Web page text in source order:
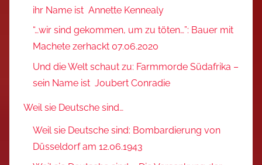
ihr Name ist Annette Kennealy
“…wir sind gekommen, um zu töten…”: Bauer mit
Machete zerhackt 07.06.2020
Und die Welt schaut zu: Farmmorde Südafrika –
sein Name ist Joubert Conradie
Weil sie Deutsche sind…
Weil sie Deutsche sind: Bombardierung von
Düsseldorf am 12.06.1943